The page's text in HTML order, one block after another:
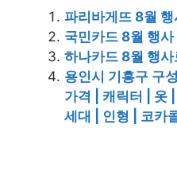
파리바게뜨 8월
국민카드 8월 행
하나카드 8월 행
용인시 기흥구 구
가격 | 캐릭터 | 옷
세대 | 인형 | 코카